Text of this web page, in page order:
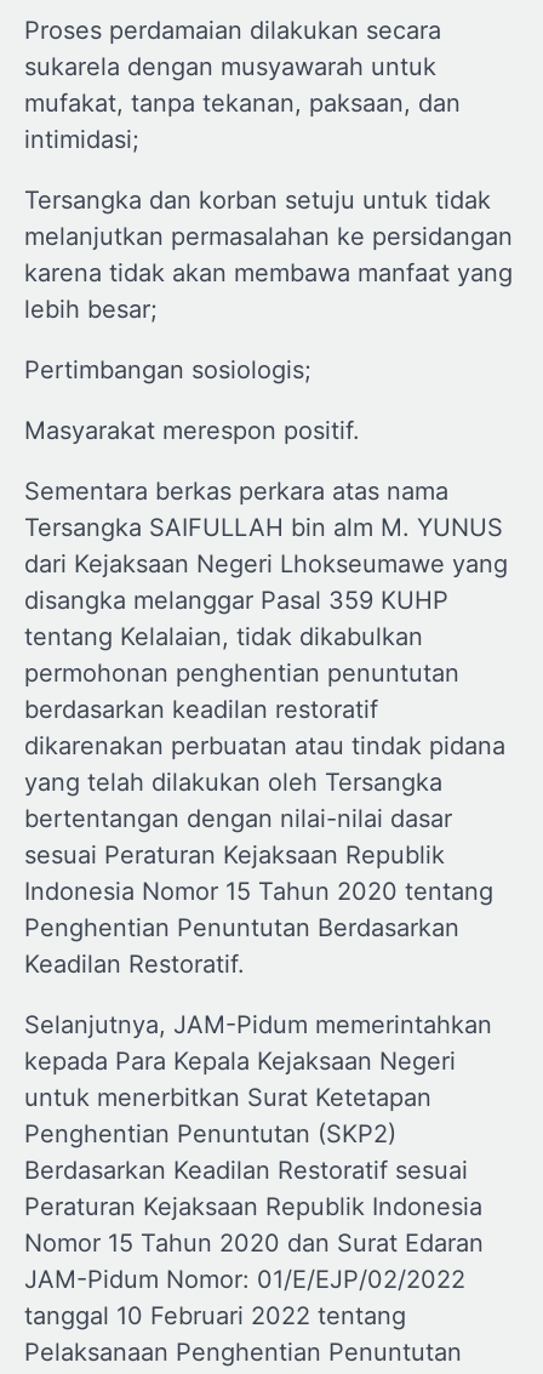
Proses perdamaian dilakukan secara
sukarela dengan musyawarah untuk
mufakat, tanpa tekanan, paksaan, dan
intimidasi;
Tersangka dan korban setuju untuk tidak
melanjutkan permasalahan ke persidangan
karena tidak akan membawa manfaat yang
lebih besar;
Pertimbangan sosiologis;
Masyarakat merespon positif.
Sementara berkas perkara atas nama
Tersangka SAIFULLAH bin alm M. YUNUS
dari Kejaksaan Negeri Lhokseumawe yang
disangka melanggar Pasal 359 KUHP
tentang Kelalaian, tidak dikabulkan
permohonan penghentian penuntutan
berdasarkan keadilan restoratif
dikarenakan perbuatan atau tindak pidana
yang telah dilakukan oleh Tersangka
bertentangan dengan nilai-nilai dasar
sesuai Peraturan Kejaksaan Republik
Indonesia Nomor 15 Tahun 2020 tentang
Penghentian Penuntutan Berdasarkan
Keadilan Restoratif.
Selanjutnya, JAM-Pidum memerintahkan
kepada Para Kepala Kejaksaan Negeri
untuk menerbitkan Surat Ketetapan
Penghentian Penuntutan (SKP2)
Berdasarkan Keadilan Restoratif sesuai
Peraturan Kejaksaan Republik Indonesia
Nomor 15 Tahun 2020 dan Surat Edaran
JAM-Pidum Nomor: 01/E/EJP/02/2022
tanggal 10 Februari 2022 tentang
Pelaksanaan Penghentian Penuntutan